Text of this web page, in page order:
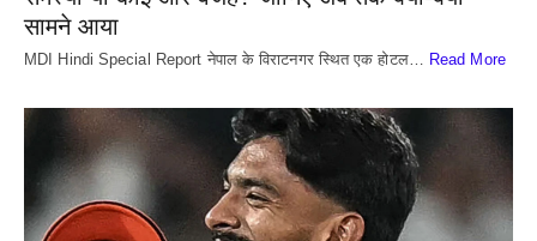
सामने आया
MDI Hindi Special Report नेपाल के विराटनगर स्थित एक होटल… Read More